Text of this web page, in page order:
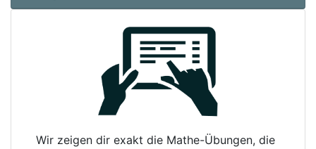
Wir zeigen dir exakt die Mathe-Übungen, die